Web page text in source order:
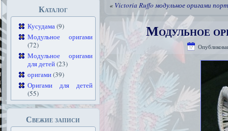
Каталог
Кусудама(9)
Модульное оригами
(72)
Модульное оригами
для детей(23)
оригами(39)
Оригами для детей
(55)
Свежие записи
« Victoria Ruffo модульное оригами
Модульное